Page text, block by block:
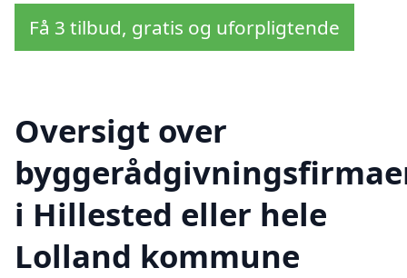
Få 3 tilbud, gratis og uforpligtende
Oversigt over
i Hillested eller hele
Lolland kommune